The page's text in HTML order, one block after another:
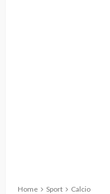
Home Sport Calcio